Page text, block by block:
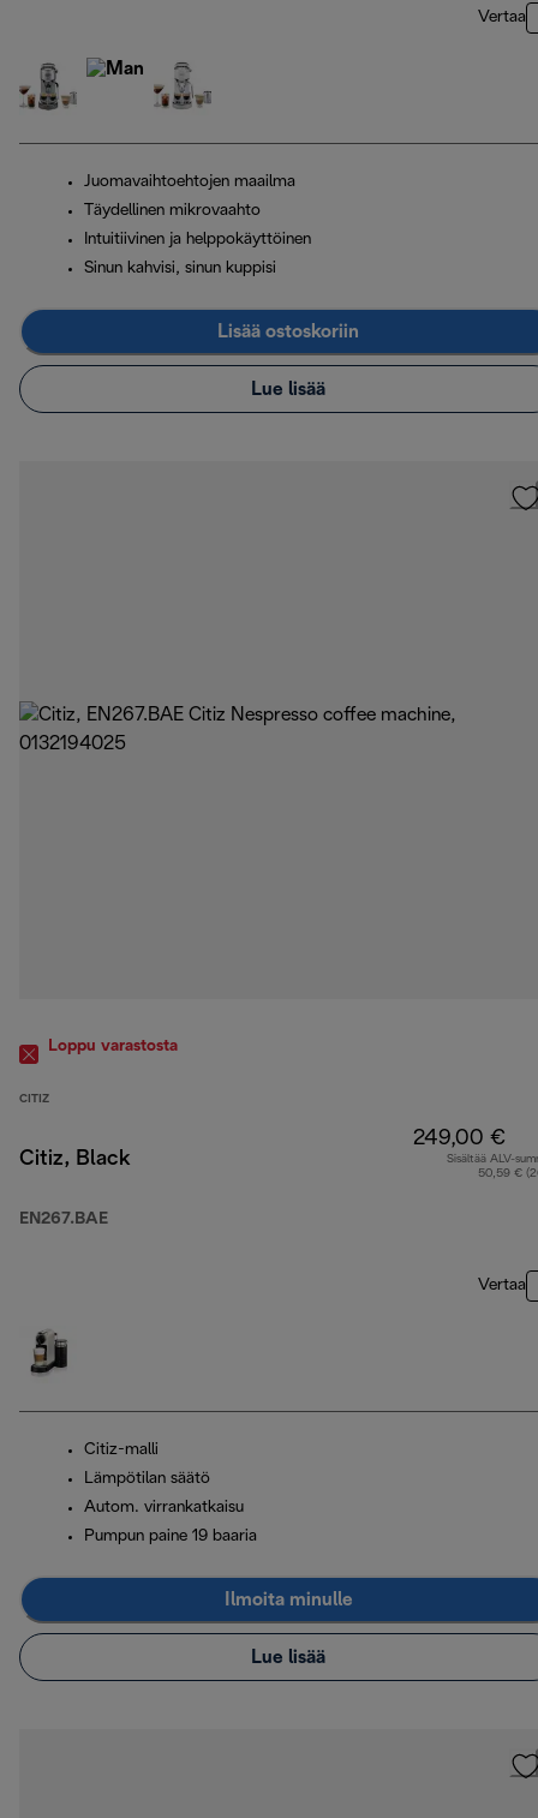
Vertaa
Juomavaihtoehtojen maailma
Täydellinen mikrovaahto
Intuitiivinen ja helppokäyttöinen
Sinun kahvisi, sinun kuppisi
Lisää ostoskoriin
Lue lisää
Loppu varastosta
CITIZ
Citiz, Black
EN267.BAE
249,00 €
Sisältää ALV-
50,59 €
Vertaa
Citiz-malli
Lämpötilan säätö
Autom. virrankatkaisu
Pumpun paine 19 baaria
Ilmoita minulle
Lue lisää